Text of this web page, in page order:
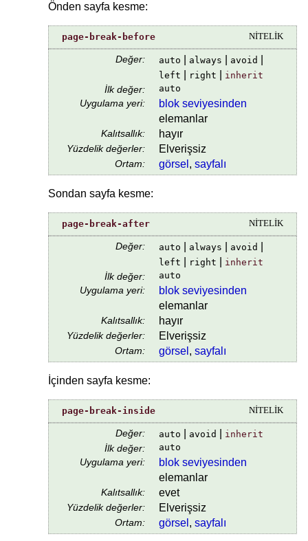
Önden sayfa kesme:
page-break-before NİTELİK
Değer: auto always avoid
left right inherit
İlk değer: auto
Uygulama yeri:
blok seviyesinden
elemanlar
Kalıtsallık: hayır
Yüzdelik değerler: Elverişsiz
Ortam: görsel , sayfalı
Sondan sayfa kesme:
page-break-after NİTELİK
Değer: auto always avoid
left right inherit
İlk değer: auto
Uygulama yeri:
blok seviyesinden
elemanlar
Kalıtsallık: hayır
Yüzdelik değerler: Elverişsiz
Ortam: görsel , sayfalı
İçinden sayfa kesme:
page-break-inside NİTELİK
Değer: auto avoid inherit
İlk değer: auto
Uygulama yeri:
blok seviyesinden
elemanlar
Kalıtsallık: evet
Yüzdelik değerler: Elverişsiz
Ortam: görsel , sayfalı